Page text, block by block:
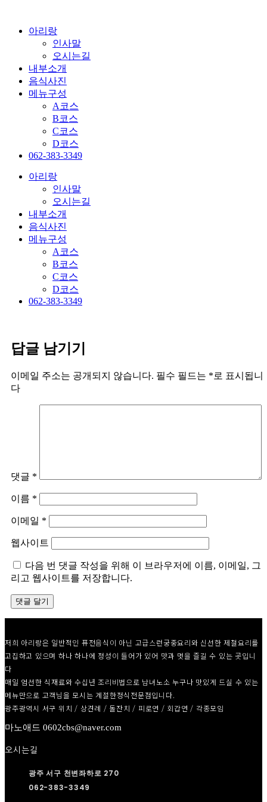
아리랑
인사말
오시는길
내부소개
음식사진
메뉴구성
A코스
B코스
C코스
D코스
062-383-3349
아리랑
인사말
오시는길
내부소개
음식사진
메뉴구성
A코스
B코스
C코스
D코스
062-383-3349
답글 남기기
이메일 주소는 공개되지 않습니다. 필수 필드는 *로 표시됩니
다
댓글 *
이름 *
이메일 *
웹사이트
다음 번 댓글 작성을 위해 이 브라우저에 이름, 이메일, 그
리고 웹사이트를 저장합니다.
저희 아리랑은 일반적인 퓨전음식이 아닌 고급스런궁중요리와 신선한 제철요리를
고집하고 있으며 하나 하나에 정성이 들어가 있어 맛과 멋을 즐길 수 있는 곳입니
다
매일 엄선한 식재료와 수십년 조리비법으로 남녀노소 누구나 맛있게 드실 수 있는
메뉴만으로 고객님을 모시는 계절한정식전문점입니다.
광주광역시 서구 위치 / 상견례 / 돌잔치 / 피로연 / 회갑연 / 각종모임
마노애드 0602cbs@naver.com
오시는길
광주 서구 천변좌하로 270
062-383-3349